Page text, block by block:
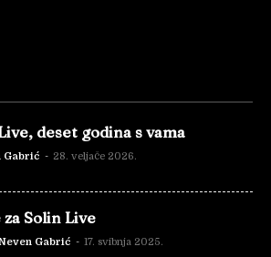
deset godina s vama
Gabrić - 28. veljače 2026.
Solin Live
Gabrić - 17. svibnja 2025.